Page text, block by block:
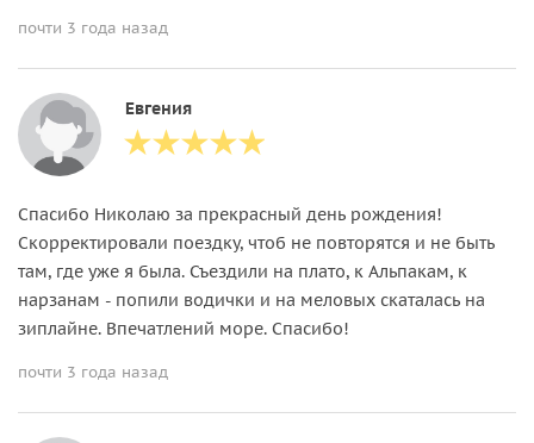
почти 3 года назад
Евгения
Спасибо Николаю за прекрасный день рождения!
Скорректировали поездку, чтоб не повторятся и не быть
там, где уже я была. Съездили на плато, к Альпакам, к
нарзанам - попили водички и на меловых скаталась на
зиплайне. Впечатлений море. Спасибо!
почти 3 года назад